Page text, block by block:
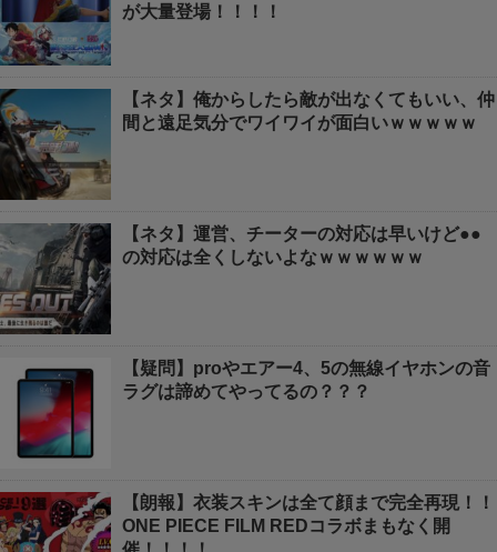
が大量登場！！！！
【ネタ】俺からしたら敵が出なくてもいい、仲
間と遠足気分でワイワイが面白いｗｗｗｗｗ
【ネタ】運営、チーターの対応は早いけど●●
の対応は全くしないよなｗｗｗｗｗｗ
【疑問】proやエアー4、5の無線イヤホンの音
ラグは諦めてやってるの？？？
【朗報】衣装スキンは全て顔まで完全再現！！
ONE PIECE FILM REDコラボまもなく開